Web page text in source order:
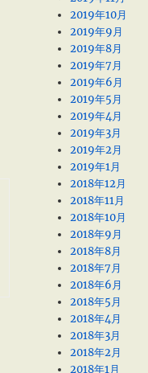
2019年10月
2019年9月
2019年8月
2019年7月
2019年6月
2019年5月
2019年4月
2019年3月
2019年2月
2019年1月
2018年12月
2018年11月
2018年10月
2018年9月
2018年8月
2018年7月
2018年6月
2018年5月
2018年4月
2018年3月
2018年2月
2018年1月